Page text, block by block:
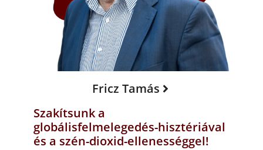
Fricz Tamás
Szakítsunk a
globálisfelmelegedés-hisztériával
és a szén-dioxid-ellenességgel!